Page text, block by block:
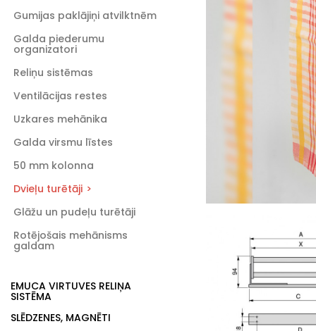
Gumijas paklājiņi atvilktnēm
Galda piederumu
organizatori
Reliņu sistēmas
Ventilācijas restes
Uzkares mehānika
Galda virsmu līstes
50 mm kolonna
Dvieļu turētāji
Glāžu un pudeļu turētāji
Rotējošais mehānisms
galdam
EMUCA VIRTUVES RELIŅA
SISTĒMA
SLĒDZENES, MAGNĒTI